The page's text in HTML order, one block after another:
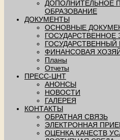
ДОПОЛНИТЕЛЬНОЕ
ОБРАЗОВАНИЕ
ДОКУМЕНТЫ
ОСНОВНЫЕ
ГОСУДАРСТВЕННОЕ
ГОСУДАРСТВЕННЫЙ
ФИНАНСОВАЯ
Планы
Отчеты
ПРЕСС-ЦНТ
АНОНСЫ
НОВОСТИ
ГАЛЕРЕЯ
КОНТАКТЫ
ОБРАТНАЯ СВЯЗЬ
ЭЛЕКТРОННАЯ
ОЦЕНКА КАЧЕСТВ